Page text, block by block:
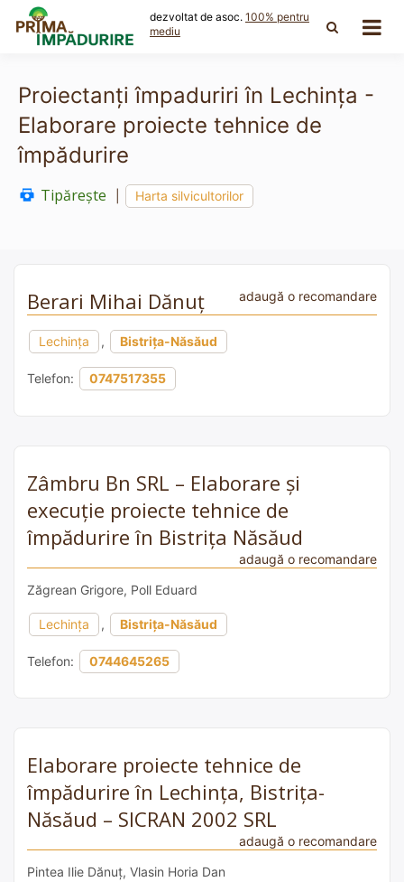
content
dezvoltat de asoc. 100% pentru
mediu
Proiectanți împaduriri în Lechința -
Elaborare proiecte tehnice de
împădurire
Tipărește Harta silvicultorilor
Berari Mihai Dănuț adaugă o recomandare
Lechința , Bistrița-Năsăud
Telefon: 0747517355
Zâmbru Bn SRL – Elaborare și
execuție proiecte tehnice de
împădurire în Bistrița Năsăud
adaugă o recomandare
Zăgrean Grigore, Poll Eduard
Lechința , Bistrița-Năsăud
Telefon: 0744645265
Elaborare proiecte tehnice de
împădurire în Lechința, Bistrița-
Năsăud – SICRAN 2002 SRL
adaugă o recomandare
Pintea Ilie Dănuț, Vlasin Horia Dan